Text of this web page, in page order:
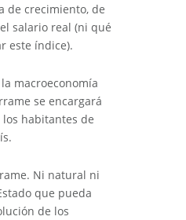
de crecimiento, de
salario real (ni qué
este índice).
macroeconomía
se encargará
habitantes de
Ni natural ni
que pueda
de los